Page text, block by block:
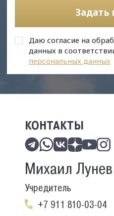
Задать
Даю согласие на
данных в
персональных данных
КОНТАКТЫ
Михаил Лунев
Учредитель
+7 911 810-03-04